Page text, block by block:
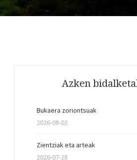
Azken
Bukaera zoriontsuak
2026-08-02
Zientziak eta arteak
2026-07-28